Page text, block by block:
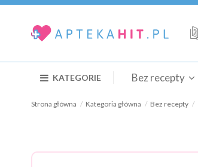
KATEGORIE Bez recepty
Strona główna Kategoria główna Bez recepty